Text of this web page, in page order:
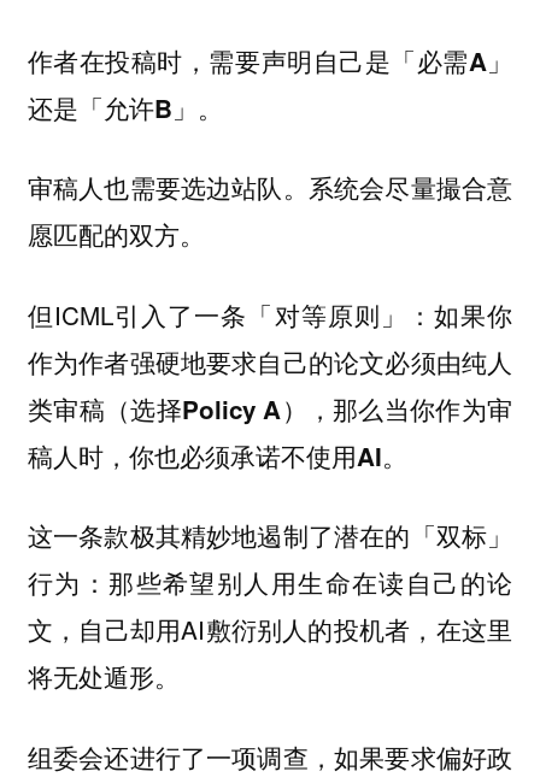
作者在投稿时，需要声明自己是「必需A」
还是「允许B」。
审稿人也需要选边站队。系统会尽量撮合意
愿匹配的双方。
但ICML引入了一条 「对等原则」：如果你
作为作者强硬地要求自己的论文必须由纯人
类审稿（选择Policy A），那么当你作为审
稿人时，你也必须承诺不使用AI。
这一条款极其精妙地遏制了潜在的「双标」
行为：那些希望别人用生命在读自己的论
文，自己却用AI敷衍别人的投机者，在这里
将无处遁形。
组委会还进行了一项调查，如果要求偏好政